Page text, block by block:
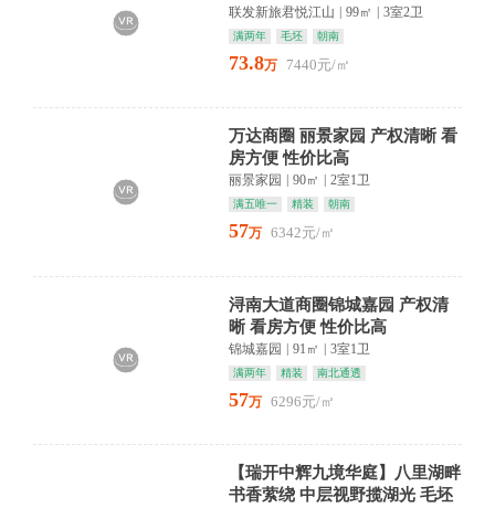
车分流
联发新旅君悦江山 | 99㎡ | 3室2卫
满两年 毛坯 朝南
73.8万 7440元/㎡
万达商圈 丽景家园 产权清晰 看
房方便 性价比高
丽景家园 90㎡ 2室1卫
满五唯一 精装 朝南
57万 6342元/㎡
浔南大道商圈锦城嘉园 产权清
晰 看房方便 性价比高
锦城嘉园 | 91㎡ | 3室1卫
满两年 精装 南北通透
57万 6296元/㎡
【瑞开中辉九境华庭】八里湖畔
书香萦绕 中层视野揽湖光 毛坯